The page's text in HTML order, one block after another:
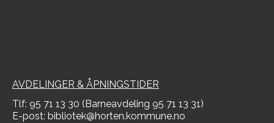
AVDELINGER & ÅPNINGSTIDER
Tlf: 95 71 13 30 (Barneavdeling 95 71 13 31)
E-post: bibliotek@horten.kommune.no